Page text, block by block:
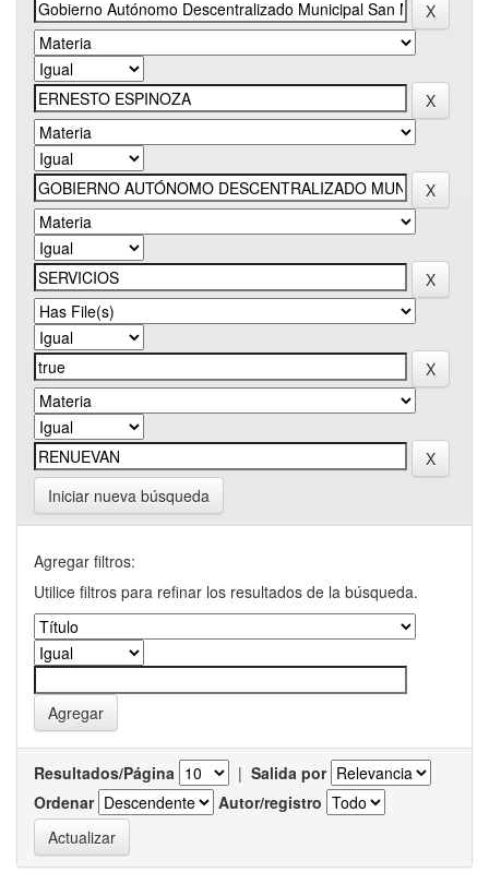
Iniciar nueva búsqueda
Agregar filtros:
Utilice filtros para refinar los resultados de la búsqueda.
Resultados/Página | Salida por
Ordenar
Autor/registro